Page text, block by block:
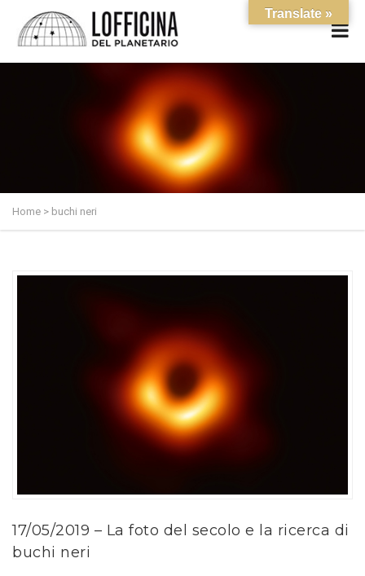
Home > buchi neri
17/05/2019 – La foto del secolo e la ricerca di
buchi neri
Translate »